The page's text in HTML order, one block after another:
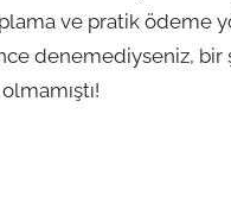
ve pratik ödeme
denemediyseniz,